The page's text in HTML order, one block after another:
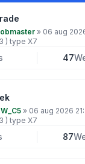
» 06 aug
) type X7
47
» 06 aug 2026
) type X7
87